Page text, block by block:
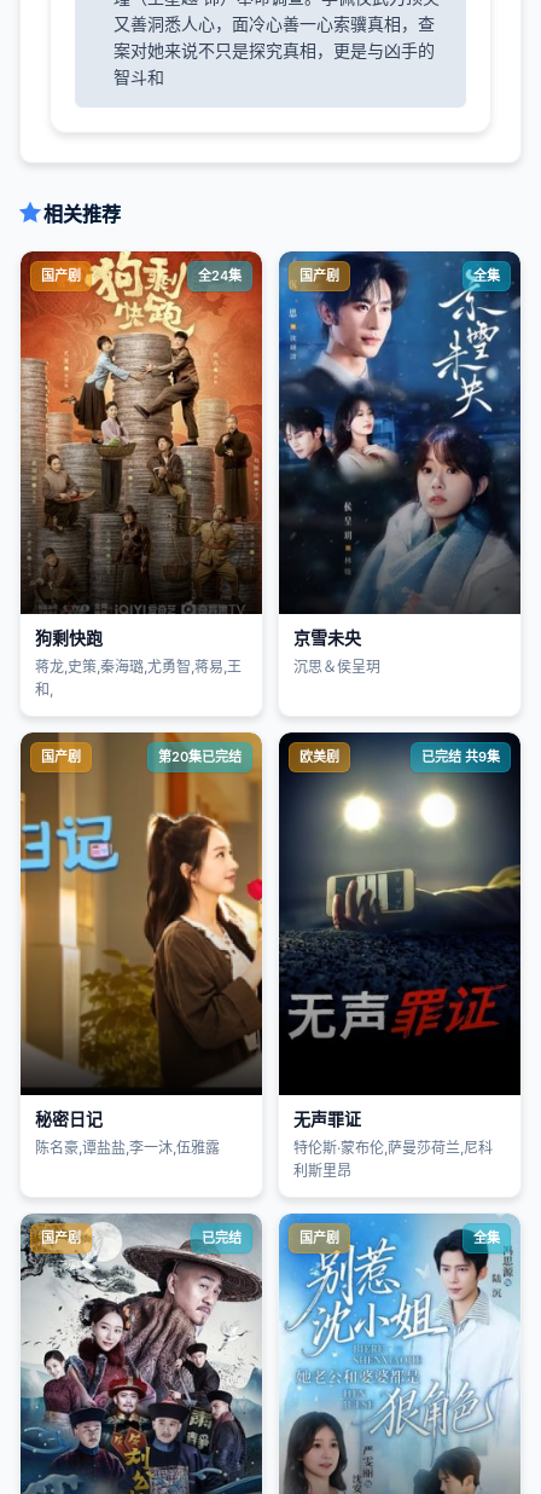
又善洞悉人心，面冷心善一心索骥真相，查
案对她来说不只是探究真相，更是与凶手的
智斗和
相关推荐
国产剧 全24集
狗剩快跑
蒋龙,史策,秦海璐,尤勇智,蒋易,王
和,
国产剧 全集
京雪未央
沉思＆侯呈玥
国产剧 第20集已完结
秘密日记
陈名豪,谭盐盐,李一沐,伍雅露
欧美剧 已完结 共9集
无声罪证
特伦斯·蒙布伦,萨曼莎荷兰,尼科
利斯里昂
国产剧 已完结 国产剧 全集